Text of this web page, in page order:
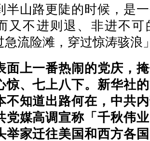
半山路更陡的时候，是
又不进则退、非进不可
急流险滩，穿过惊涛骇浪
面上一番热闹的党庆，
惊、七上八下。新华社
不知道出路何在，中共
党媒高调宣称「千秋伟
举家迁往美国和西方各